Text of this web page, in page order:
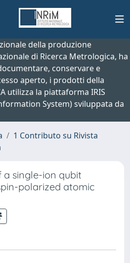
della produzione
di Ricerca Metrologica, ha
conservare e
aperto, i prodotti della
utilizza la piattaforma IRIS
System) sviluppata da
1 Contributo su Rivista
a single-ion qubit
polarized atomic